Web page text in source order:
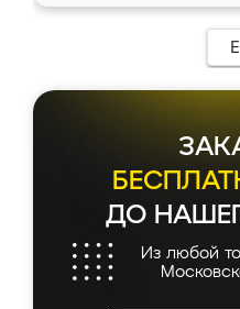
мебель сразу
каких-либо
довольна, все
ДО
Из любой